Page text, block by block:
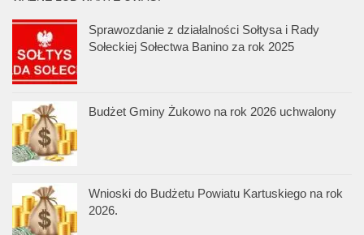
Sprawozdanie z działalności Sołtysa i Rady
Sołeckiej Sołectwa Banino za rok 2025
Budżet Gminy Żukowo na rok 2026 uchwalony
Wnioski do Budżetu Powiatu Kartuskiego na rok
2026.